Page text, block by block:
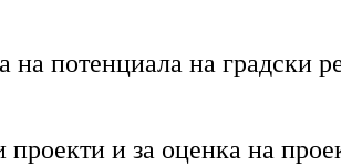
на потенциала на
и за оценка на